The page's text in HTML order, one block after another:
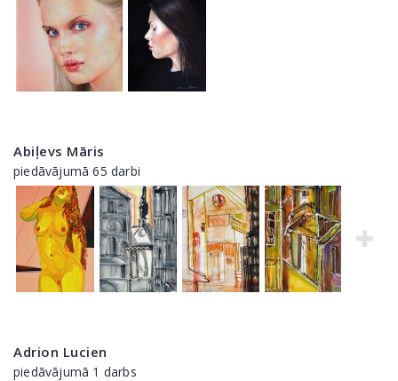
Abiļevs Māris
piedāvājumā 65 darbi
Adrion Lucien
piedāvājumā 1 darbs